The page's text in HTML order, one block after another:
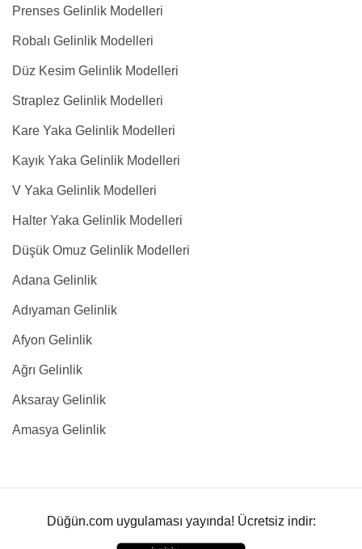
Prenses Gelinlik Modelleri
Robalı Gelinlik Modelleri
Düz Kesim Gelinlik Modelleri
Straplez Gelinlik Modelleri
Kare Yaka Gelinlik Modelleri
Kayık Yaka Gelinlik Modelleri
V Yaka Gelinlik Modelleri
Halter Yaka Gelinlik Modelleri
Düşük Omuz Gelinlik Modelleri
Adana Gelinlik
Adıyaman Gelinlik
Afyon Gelinlik
Ağrı Gelinlik
Aksaray Gelinlik
Amasya Gelinlik
Düğün.com uygulaması yayında! Ücretsiz indir: